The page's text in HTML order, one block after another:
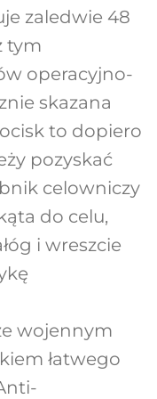
zaledwie 48
tym
operacyjno-
skazana
to dopiero
pozyskać
celowniczy
do celu,
i wreszcie
wojennym
łatwego